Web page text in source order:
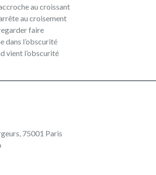
au croissant
au croisement
faire
dans l’obscurité
vient l’obscurité
‬75001‭ ‬Paris